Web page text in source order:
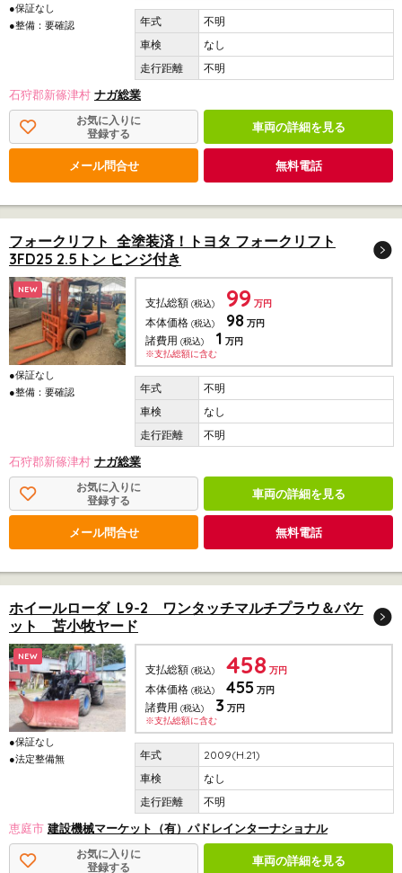
●保証なし
●整備：要確認
不明
なし
不明
石狩郡新篠津村 ナガ総業
お気に入りに
登録する
車両の詳細を見る
メール問合せ 無料電話
フォークリフト 全塗装済！トヨタ フォークリフト
3FD25 2.5トン ヒンジ付き
NEW
●保証なし
●整備：要確認
支払総額 (税込) 99 万円
本体価格 (税込) 98 万円
諸費用 (税込) 1 万円
※支払総額に含む
不明
なし
不明
石狩郡新篠津村 ナガ総業
お気に入りに
登録する
車両の詳細を見る
メール問合せ 無料電話
ホイールローダ L9-2 ワンタッチマルチプラウ＆バケ
ット 苫小牧ヤード
NEW
●保証なし
●法定整備無
支払総額 (税込) 458 万円
本体価格 (税込) 455 万円
諸費用 (税込) 3 万円
※支払総額に含む
2009(H.21)
なし
不明
恵庭市 建設機械マーケット（有）パドレインターナショナル
お気に入りに
登録する
車両の詳細を見る